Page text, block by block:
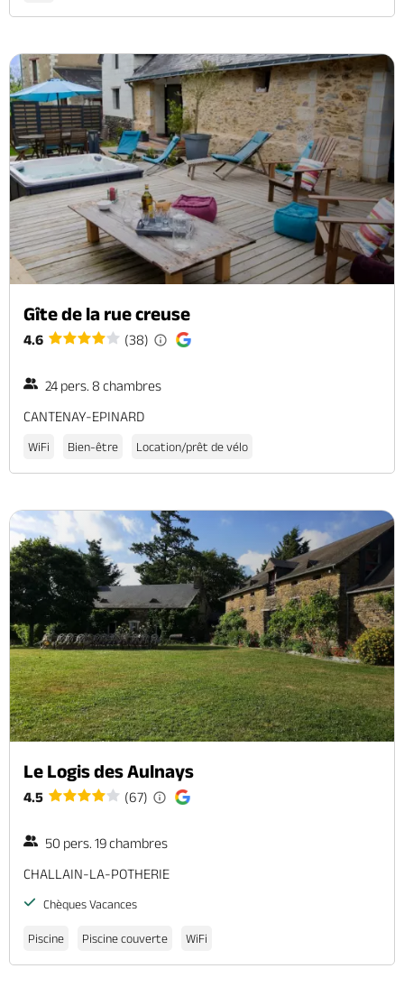
Gîte de la rue creuse
4.6 (38)
24 pers. 8 chambres
CANTENAY-EPINARD
WiFi Bien-être Location/prêt de vélo
Le Logis des Aulnays
4.5 (67)
50 pers. 19 chambres
CHALLAIN-LA-POTHERIE
Chèques Vacances
Piscine Piscine couverte WiFi